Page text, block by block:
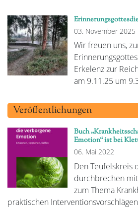
03. November 2025
Wir freuen uns,
Erkelenz zur
am 9.11.25 um
Veröffentlichungen
Buch
Emotion“ ist bei
06. Mai 2022
Den Teufelskreis
durchbrechen
zum Thema
praktischen